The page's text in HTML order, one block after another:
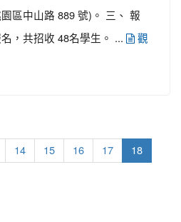
區中山路 889 號)。 三、 報
，共招收 48名學生。 ...
觀
14 15 16 17 18(current)